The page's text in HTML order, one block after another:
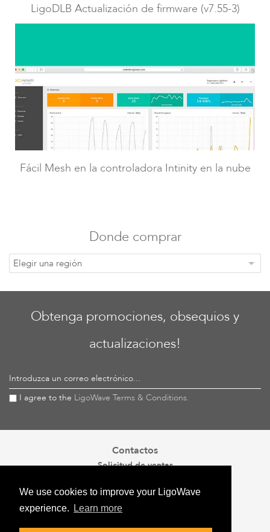
We use cookies to improve your LigoWave
experience.
Learn more
LigoDLB Actualización de firmware (v7.55-3)
Fácil Mesh en la controladora Intinity en la nube
Donde comprar
Elegir una región
Obtenga promociones, obsequios y
actualizaciones!
Introduzca un correo electrónico...
I agree to the LigoWave Terms & Conditions.
Contactos
Solicitud de ventas
Oficina en USA
tel. +1 678 490 0108
Oficina en UE